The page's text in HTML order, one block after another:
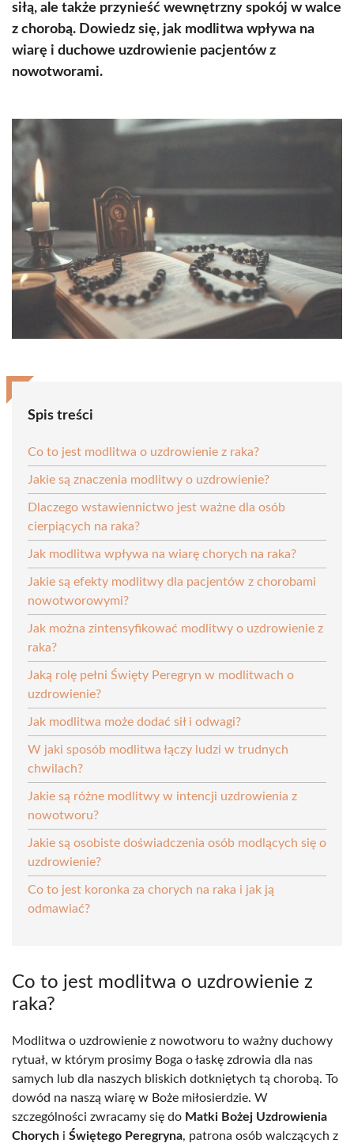
siłą, ale także przynieść wewnętrzny spokój w walce
z chorobą. Dowiedz się, jak modlitwa wpływa na
wiarę i duchowe uzdrowienie pacjentów z
nowotworami.
Spis treści
Co to jest modlitwa o uzdrowienie z raka?
Jakie są znaczenia modlitwy o uzdrowienie?
Dlaczego wstawiennictwo jest ważne dla osób
cierpiących na raka?
Jak modlitwa wpływa na wiarę chorych na raka?
Jakie są efekty modlitwy dla pacjentów z chorobami
nowotworowymi?
Jak można zintensyfikować modlitwy o uzdrowienie z
raka?
Jaką rolę pełni Święty Peregryn w modlitwach o
uzdrowienie?
Jak modlitwa może dodać sił i odwagi?
W jaki sposób modlitwa łączy ludzi w trudnych
chwilach?
Jakie są różne modlitwy w intencji uzdrowienia z
nowotworu?
Jakie są osobiste doświadczenia osób modlących się o
uzdrowienie?
Co to jest koronka za chorych na raka i jak ją
odmawiać?
Co to jest modlitwa o uzdrowienie z
raka?
Modlitwa o uzdrowienie z nowotworu to ważny duchowy
rytuał, w którym prosimy Boga o łaskę zdrowia dla nas
samych lub dla naszych bliskich dotkniętych tą chorobą. To
dowód na naszą wiarę w Boże miłosierdzie. W
szczególności zwracamy się do Matki Bożej Uzdrowienia
Chorych i Świętego Peregryna, patrona osób walczących z